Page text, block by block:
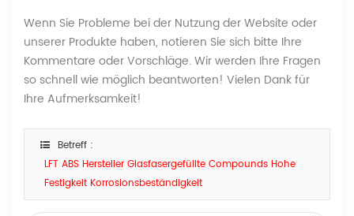
Wenn Sie Probleme bei der Nutzung der Website oder
unserer Produkte haben, notieren Sie sich bitte Ihre
Kommentare oder Vorschläge. Wir werden Ihre Fragen
so schnell wie möglich beantworten! Vielen Dank für
Ihre Aufmerksamkeit!
Betreff :
LFT ABS Hersteller Glasfasergefüllte Compounds Hohe
Festigkeit Korrosionsbeständigkeit